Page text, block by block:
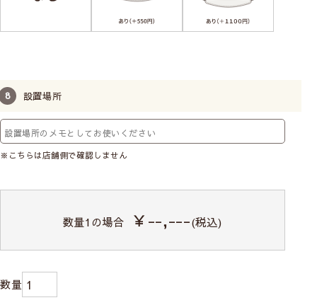
設置場所
※こちらは店舗側で確認しません
数量1の場合 ￥--,---(税込)